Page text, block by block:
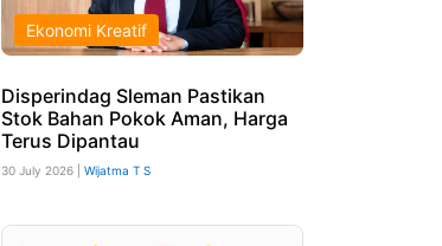
Ekonomi Kreatif
Disperindag Sleman Pastikan
Stok Bahan Pokok Aman, Harga
Terus Dipantau
30 July 2026 | Wijatma T S